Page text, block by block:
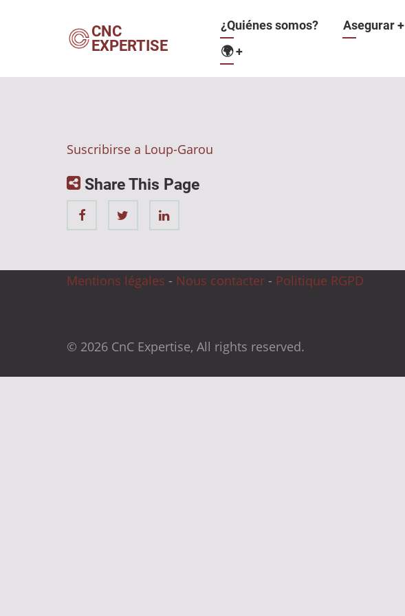
CNC
EXPERTISE
Navegación
principal
¿Quiénes somos? Asegurar+
🌍+
Suscribirse a Loup-Garou
Share This Page
Mentions légales - Nous contacter - Politique RGPD
© 2026 CnC Expertise, All rights reserved.